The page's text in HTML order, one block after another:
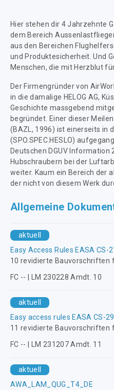
Hier stehen dir 4 Jahrzehnte
dem Bereich
aus den Bereichen
und Produktesicherheit. Und
Menschen, die mit Herzblut
Der Firmengründer von
in die damalige HELOG AG,
Geschichte massgebend
begründet. Einer dieser
(BAZL, 1996) ist einerseits in
(SPO.SPEC.HESLO)
Deutschen DGUV Information
Hubschraubern bei der
weiter. Kaum ein Bereich der
der nicht von diesem Werk
Allgemeine
aktuell
Easy Access Rules EASA CS-
10 revidierte Bauvorschriften
FC -- | LM 230228 Amdt. 10
aktuell
Easy access rules EASA CS-29
11 revidierte Bauvorschriften
FC -- | LM 231207 Amdt. 11
aktuell
AWA_LAM_QUG_T4_DE